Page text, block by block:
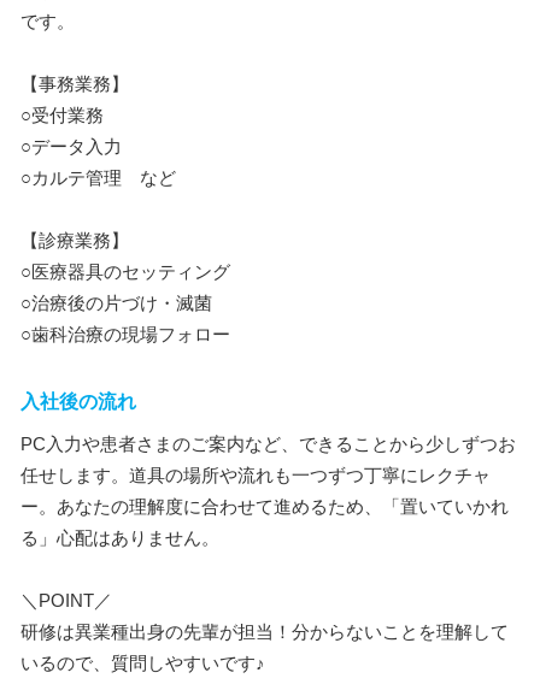
です。
【事務業務】
○受付業務
○データ入力
○カルテ管理 など
【診療業務】
○医療器具のセッティング
○治療後の片づけ・滅菌
○歯科治療の現場フォロー
入社後の流れ
PC入力や患者さまのご案内など、できることから少しずつお
任せします。道具の場所や流れも一つずつ丁寧にレクチャ
ー。あなたの理解度に合わせて進めるため、「置いていかれ
る」心配はありません。
＼POINT／
研修は異業種出身の先輩が担当！分からないことを理解して
いるので、質問しやすいです♪